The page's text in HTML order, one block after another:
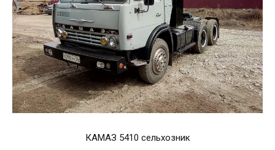
КАМАЗ 5410 сельхозник